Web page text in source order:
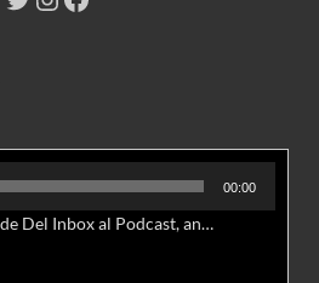
00:00
En este primer episodio de Del Inbox al Podcast, analizamos junto al abogado Jonathan Brown las nuevas conductas delictivas cibernéticas y la necesidad de hacer modificaciones al Código Penal.